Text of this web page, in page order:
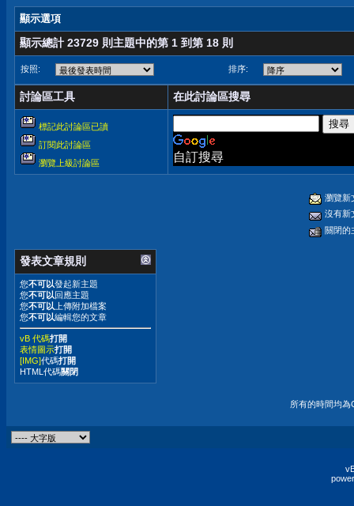
顯示選項
顯示總計 23729 則主題中的第 1 到第 18 則
按照: 排序:
討論區工具 在此討論區搜尋
標記此討論區已讀
訂閱此討論區
瀏覽上級討論區
自訂搜尋
瀏覽新
沒有新
關閉的
發表文章規則
您不可以發起新主題
您不可以回應主題
您不可以 上傳附加檔案
您不可以編輯您的文章
vB 代碼打開
表情圖示打開
[IMG]代碼打開
HTML代碼關閉
所有的時間均為